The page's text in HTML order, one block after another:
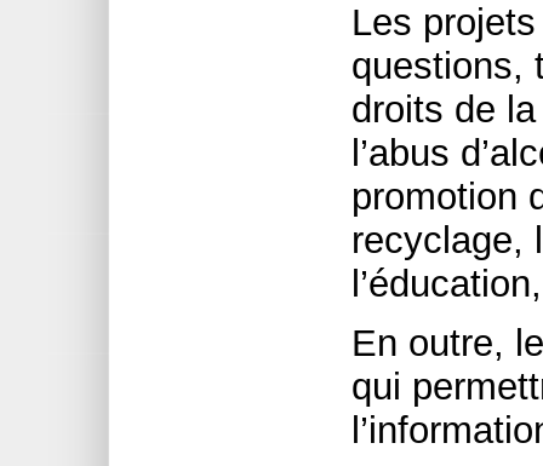
Les
questions,
droits de
l’abus
promotion
recyclage,
En outre,
qui